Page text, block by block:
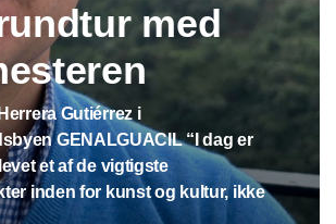
med
Gutiérrez i
GENALGUACIL “I dag er
et af de vigtigste
inden for kunst og kultur, ikke